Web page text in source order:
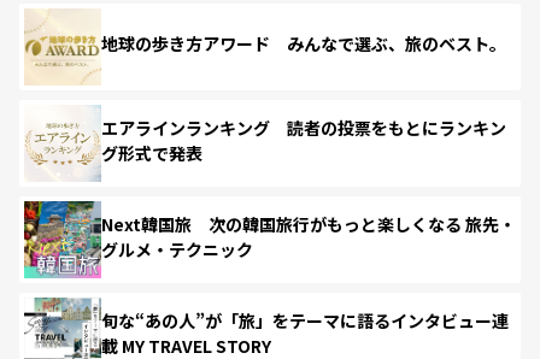
地球の歩き方アワード みんなで選ぶ、旅のベスト。
エアラインランキング 読者の投票をもとにランキン
グ形式で発表
Next韓国旅 次の韓国旅行がもっと楽しくなる 旅先・
グルメ・テクニック
旬な“あの人”が「旅」をテーマに語るインタビュー連
載 MY TRAVEL STORY